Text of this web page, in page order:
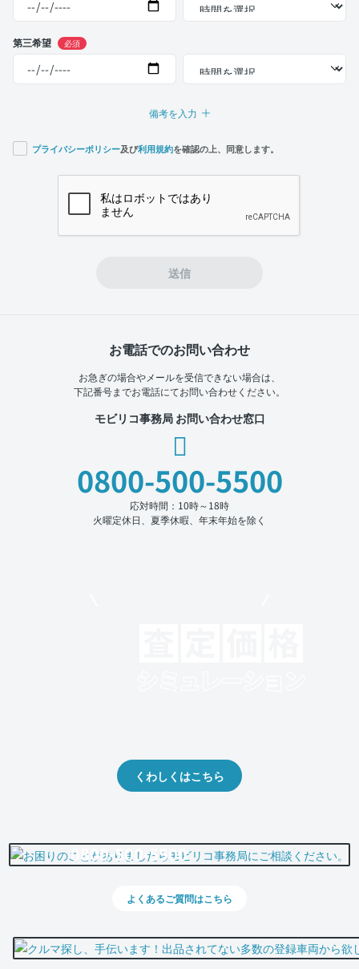
第三希望 必須
備考を入力
プライバシーポリシー及び利用規約を確認の上、同意します。
送信
お電話でのお問い合わせ
お急ぎの場合やメールを受信できない場合は、
下記番号までお電話にてお問い合わせください。
モビリコ事務局 お問い合わせ窓口
0800-500-5500
応対時間：10時～18時
火曜定休日、夏季休暇、年末年始を除く
くわしくはこちら
0800-500-5500
よくあるご質問はこちら